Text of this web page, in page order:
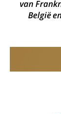
van
België